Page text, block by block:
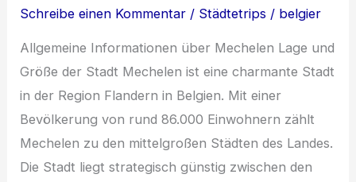
Schreibe einen Kommentar / Städtetrips / belgier
Allgemeine Informationen über Mechelen Lage und
Größe der Stadt Mechelen ist eine charmante Stadt
in der Region Flandern in Belgien. Mit einer
Bevölkerung von rund 86.000 Einwohnern zählt
Mechelen zu den mittelgroßen Städten des Landes.
Die Stadt liegt strategisch günstig zwischen den